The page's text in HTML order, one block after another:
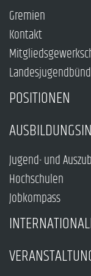
Gremien
Kontakt
POSITIONEN
Jugend- und
Hochschulen
Jobkompass